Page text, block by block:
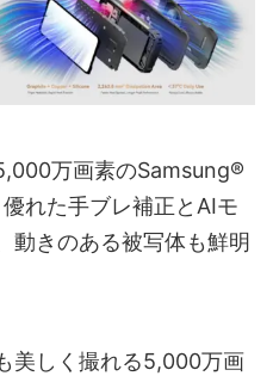
万画素のSamsung®
れた手ブレ補正とAIモ
動きのある被写体も鮮明
美しく撮れる5,000万画